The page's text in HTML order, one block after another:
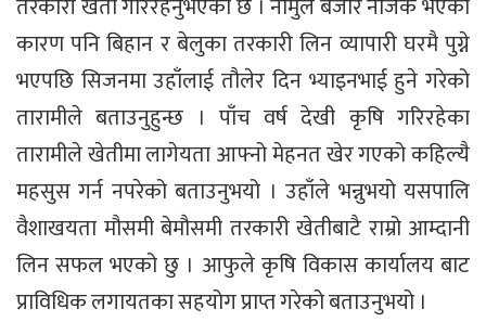
कारण पनि बिहान र बेलुका तरकारी लिन व्यापारी घरमै पुग्ने
भएपछि सिजनमा उहाँलाई तौलेर दिन भ्याइनभाई हुने गरेको
तारामीले बताउनुहुन्छ । पाँच वर्ष देखी कृषि गरिरहेका
तारामीले खेतीमा लागेयता आफ्नो मेहनत खेर गएको कहिल्यै
महसुस गर्न नपरेको बताउनुभयो । उहाँले भन्नुभयो यसपालि
वैशाखयता मौसमी बेमौसमी तरकारी खेतीबाटै राम्रो आम्दानी
लिन सफल भएको छु । आफुले कृषि विकास कार्यालय बाट
प्राविधिक लगायतका सहयोग प्राप्त गरेको बताउनुभयो ।